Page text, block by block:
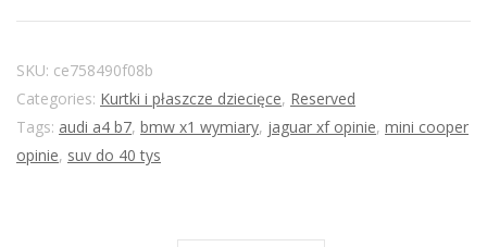
SKU: ce758490f08b
Categories: Kurtki i płaszcze dziecięce, Reserved
Tags: audi a4 b7, bmw x1 wymiary, jaguar xf opinie, mini cooper
opinie, suv do 40 tys